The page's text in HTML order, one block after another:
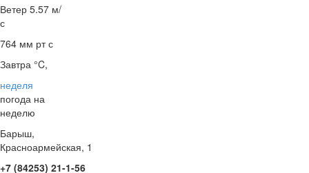
Ветер 5.57 м/
с
764 мм рт с
Завтра °C,
неделя
погода на
неделю
Барыш,
Красноармейская, 1
+7 (84253) 21-1-56